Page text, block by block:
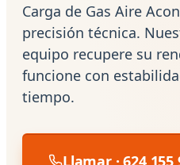
Carga de Gas Aire
precisión técnica.
equipo recupere su
funcione con
tiempo.
Llamar · 624 155